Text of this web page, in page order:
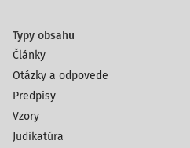
Typy obsahu
Články
Otázky a odpovede
Predpisy
Vzory
Judikatúra